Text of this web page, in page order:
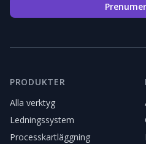
PRODUKTER
Alla verktyg
Ledningssystem
Processkartläggning